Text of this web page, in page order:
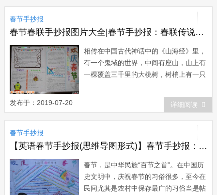
狞，生性凶残，专食飞禽走兽、鳞...
春节手抄报
春节春联手抄报图片大全|春节手抄报：春联传说与发展
相传在中国古代神话中的《山海经》里，
有一个鬼域的世界，中间有座山，山上有
一棵覆盖三千里的大桃树，树梢上有一只
去游荡的鬼魂必赶回鬼域。鬼域的大门坐
落在桃树的东北，门边站着两个神人，名
叫神荼、郁垒。如果鬼魂在夜间干了伤天
害理的事情，神荼、郁垒就会立即发现并
将它捉住...
发布于：2019-07-20 详细阅读
春节手抄报
【英语春节手抄报(思维导图形式)】春节手抄报：春联的形式
春节，是中华民族“百节之首”。在中国历
史文明中，庆祝春节的习俗很多，至今在
民间尤其是农村中保存最广的习俗当是帖